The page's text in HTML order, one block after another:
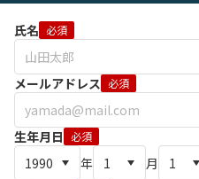
氏名 必須
メールアドレス 必須
生年月日 必須
年 月